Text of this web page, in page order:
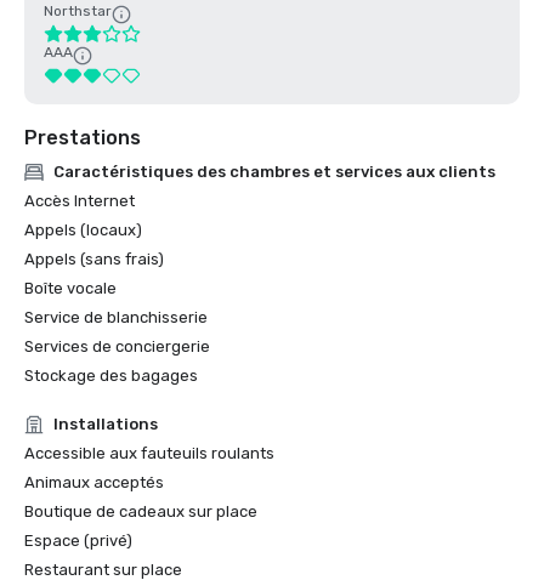
Northstar
AAA
Prestations
Caractéristiques des chambres et services aux clients
Accès Internet
Appels (locaux)
Appels (sans frais)
Boîte vocale
Service de blanchisserie
Services de conciergerie
Stockage des bagages
Installations
Accessible aux fauteuils roulants
Animaux acceptés
Boutique de cadeaux sur place
Espace (privé)
Restaurant sur place